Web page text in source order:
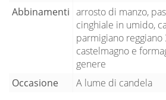
Abbinamenti arrosto di manzo,
cinghiale in umido,
parmigiano reggiano
castelmagno e
genere
Occasione
A lume di candela